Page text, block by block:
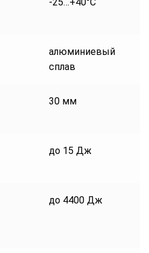
-25…+40°С
алюминиевый
сплав
30 мм
до 15 Дж
до 4400 Дж